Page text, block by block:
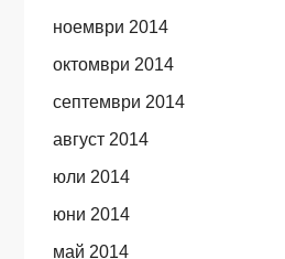
ноември 2014
октомври 2014
септември 2014
август 2014
юли 2014
юни 2014
май 2014